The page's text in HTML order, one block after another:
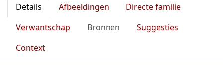
Details Afbeeldingen
Directe familie
Verwantschap
Bronnen
Suggesties
Context